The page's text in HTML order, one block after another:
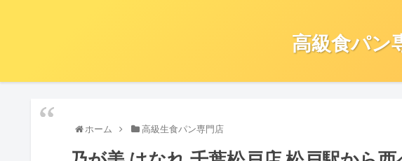
高級食パン
ホーム 高級生食パン専門店